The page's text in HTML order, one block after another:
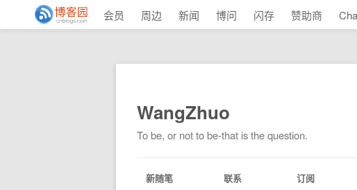
会员 周边 新闻 博问 闪存 赞助商
WangZhuo
To be, or not to be-that is the question.
新随笔 联系 订阅